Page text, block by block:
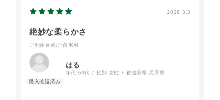
2026.3.3
絶妙な柔らかさ
ご利用目的 :ご自宅用
はる
年代:60代 性別:女性 都道府県:兵庫県